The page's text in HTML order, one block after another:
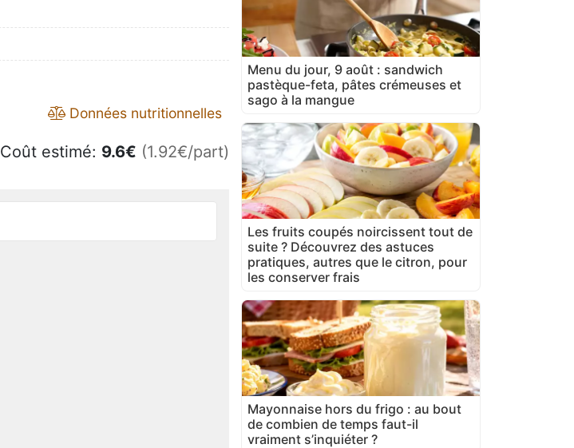
Données nutritionnelles
Coût estimé: 9.6€ (1.92€/part)
Menu du jour, 9 août : sandwich
pastèque-feta, pâtes crémeuses et
sago à la mangue
Les fruits coupés noircissent tout de
suite ? Découvrez des astuces
pratiques, autres que le citron, pour
les conserver frais
Mayonnaise hors du frigo : au bout
de combien de temps faut-il
vraiment s’inquiéter ?